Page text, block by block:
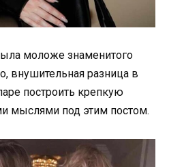
моложе знаменитого
внушительная разница в
построить крепкую
мыслями под этим постом.